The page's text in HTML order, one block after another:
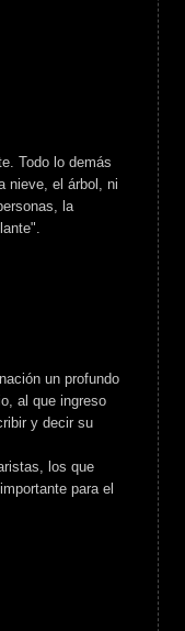
Todo lo demás
nieve, el árbol, ni
la
un profundo
al que ingreso
y decir su
los que
para el